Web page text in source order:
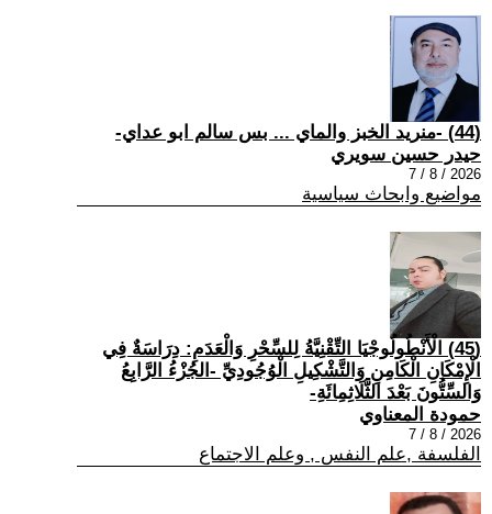
(44) -منريد الخبز والماي ... بس سالم ابو عداي-
حيدر حسين سويري
2026 / 8 / 7
مواضيع وابحاث سياسية
(45) الْأَنْطُولُوجْيَا التِّقْنِيَّةُ لِلسِّحْرِ وَالْعَدَمِ: دِرَاسَةٌ فِي
الْإِمْكَانِ الْكَامِنِ وَالتَّشْكِيلِ الْوُجُودِيِّ -الجُزْءُ الرَّابِعُ
وَالسِّتُّونَ بَعْدَ الثَّلَاثِمِائَةِ-
حمودة المعناوي
2026 / 8 / 7
الفلسفة ,علم النفس , وعلم الاجتماع